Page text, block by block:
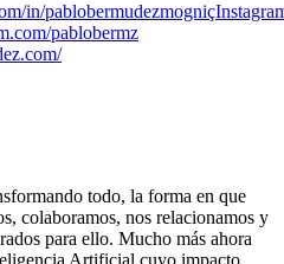
in/
pablobermz
todo, la forma en que
colaboramos, nos relacionamos y
para ello. Mucho más ahora
Artificial cuyo impacto